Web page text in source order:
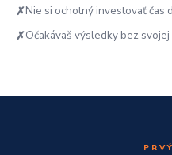
✗Nie si ochotný investovať čas
✗Očakávaš výsledky bez svojej